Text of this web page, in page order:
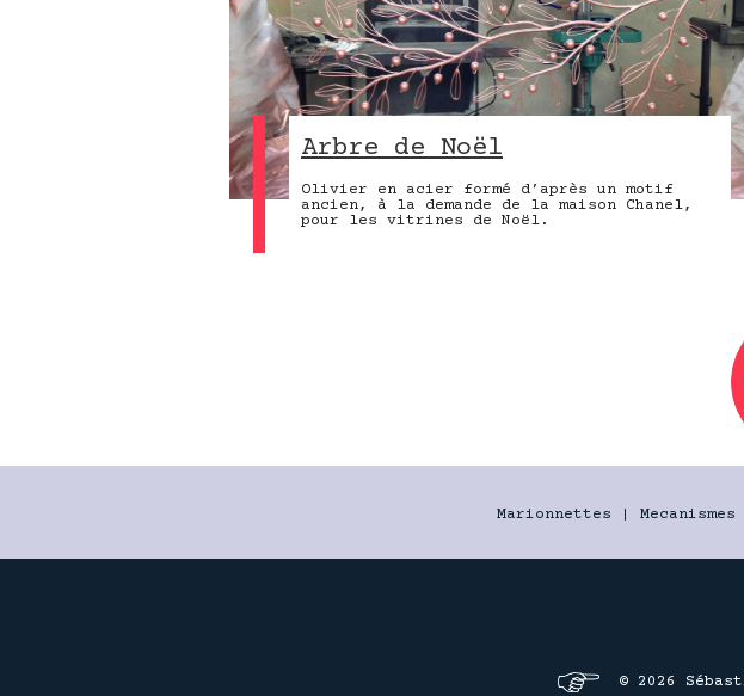
Arbre de Noël
Olivier en acier formé d’après un motif
ancien, à la demande de la maison Chanel,
pour les vitrines de Noël.
Marionnettes Mecanismes
© 2026